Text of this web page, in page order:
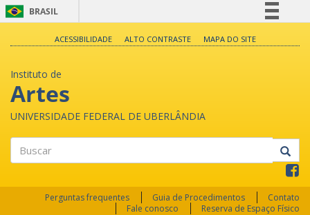
BRASIL
Legislação
Canais
ACESSIBILIDADE ALTO CONTRASTE MAPA DO SITE
Instituto de
Artes
UNIVERSIDADE FEDERAL DE UBERLÂNDIA
Perguntas frequentes Guia de Procedimentos
Contato
Fale conosco
Reserva de Espaço Físico